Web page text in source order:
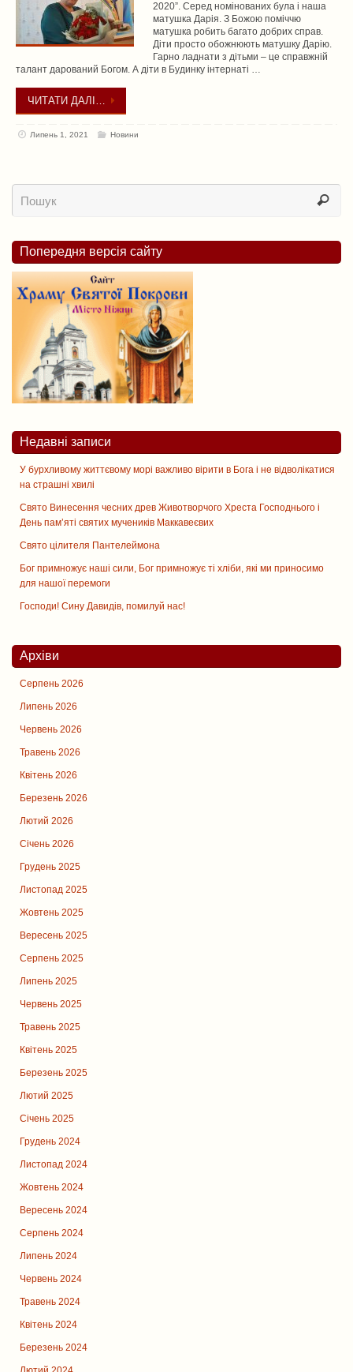
2020”. Серед номінованих була і наша
матушка Дарія. З Божою поміччю
матушка робить багато добрих справ.
Діти просто обожнюють матушку Дарію.
Гарно ладнати з дітьми – це справжній
талант дарований Богом. А діти в Будинку інтернаті …
ЧИТАТИ ДАЛІ…
Липень 1, 2021 Новини
Попередня версія сайту
Недавні записи
У бурхливому життєвому морі важливо вірити в Бога і не відволікатися
на страшні хвилі
Свято Винесення чесних древ Животворчого Хреста Господнього і
День памʼяті святих мучеників Маккавеєвих
Свято цiлителя Пантелеймона
Бог примножує наші сили, Бог примножує ті хліби, які ми приносимо
для нашої перемоги
Господи! Сину Давидів, помилуй нас!
Архіви
Серпень 2026
Липень 2026
Червень 2026
Травень 2026
Квітень 2026
Березень 2026
Лютий 2026
Січень 2026
Грудень 2025
Листопад 2025
Жовтень 2025
Вересень 2025
Серпень 2025
Липень 2025
Червень 2025
Травень 2025
Квітень 2025
Березень 2025
Лютий 2025
Січень 2025
Грудень 2024
Листопад 2024
Жовтень 2024
Вересень 2024
Серпень 2024
Липень 2024
Червень 2024
Травень 2024
Квітень 2024
Березень 2024